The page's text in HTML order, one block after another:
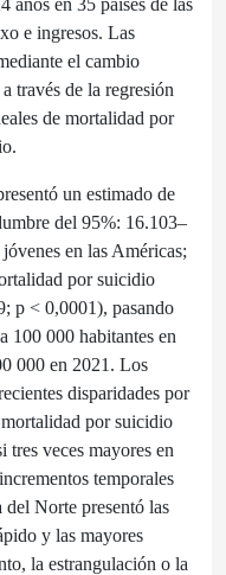
e ingresos. Las
el cambio
través de la regresión
de mortalidad por
un estimado de
del 95%: 16.103–
en las Américas;
por suicidio
p < 0,0001), pasando
100 000 habitantes en
000 en 2021. Los
disparidades por
por suicidio
tres veces mayores en
temporales
Norte presentó las
y las mayores
la estrangulación o la